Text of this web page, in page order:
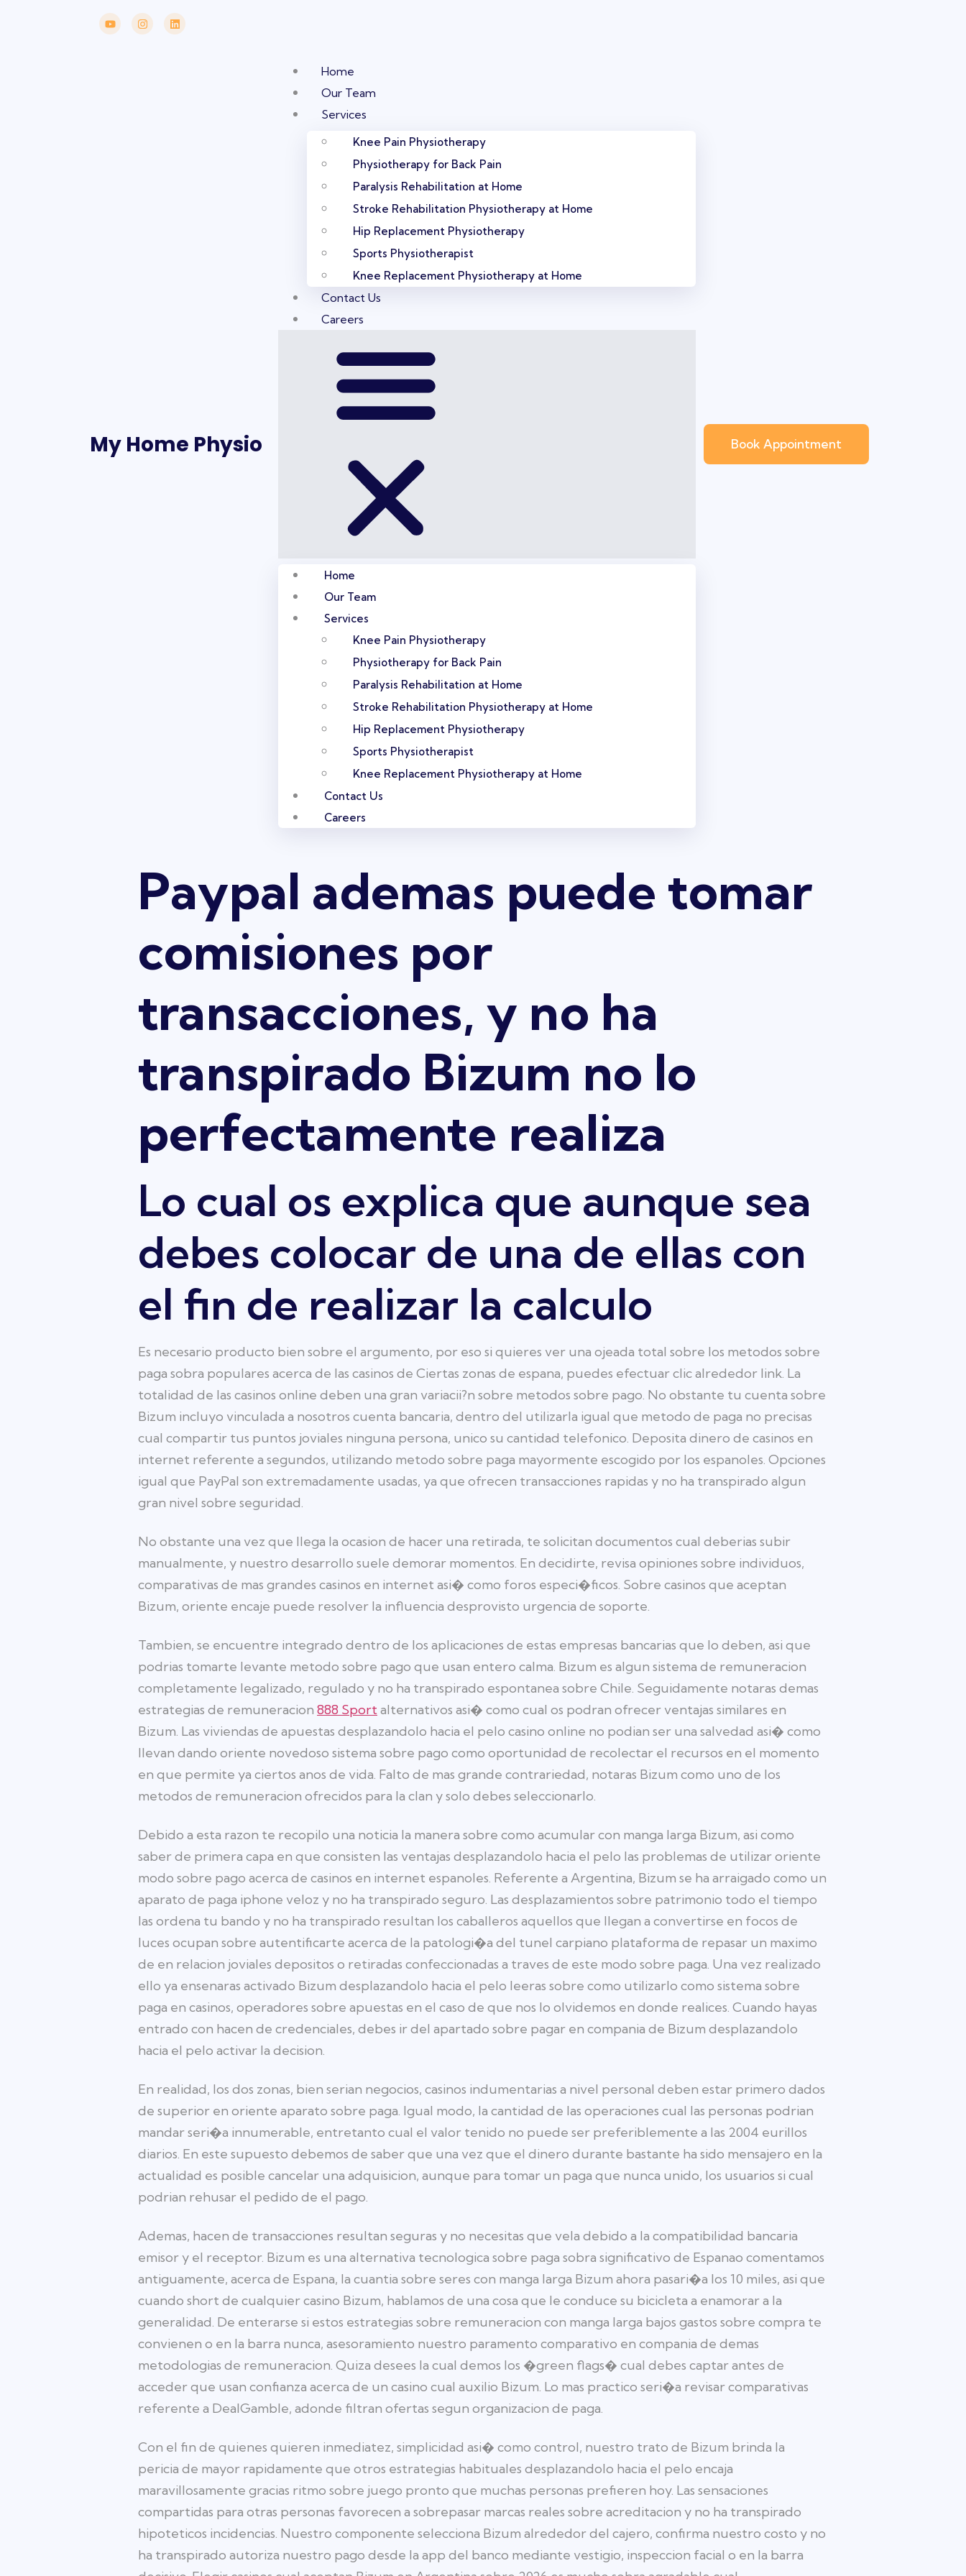
My Home Physio
Home
Our Team
Services
Knee Pain Physiotherapy
Physiotherapy for Back Pain
Paralysis Rehabilitation at Home
Stroke Rehabilitation Physiotherapy at Home
Hip Replacement Physiotherapy
Sports Physiotherapist
Knee Replacement Physiotherapy at Home
Contact Us
Careers
Home
Our Team
Services
Knee Pain Physiotherapy
Physiotherapy for Back Pain
Paralysis Rehabilitation at Home
Stroke Rehabilitation Physiotherapy at Home
Hip Replacement Physiotherapy
Sports Physiotherapist
Knee Replacement Physiotherapy at Home
Contact Us
Careers
Book Appointment
Paypal ademas puede tomar
comisiones por
transacciones, y no ha
transpirado Bizum no lo
perfectamente realiza
Lo cual os explica que aunque sea
debes colocar de una de ellas con
el fin de realizar la calculo
Es necesario producto bien sobre el argumento, por eso si quieres ver una ojeada total sobre los metodos sobre
paga sobra populares acerca de las casinos de Ciertas zonas de espana, puedes efectuar clic alrededor link. La
totalidad de las casinos online deben una gran variacii?n sobre metodos sobre pago. No obstante tu cuenta sobre
Bizum incluyo vinculada a nosotros cuenta bancaria, dentro del utilizarla igual que metodo de paga no precisas
cual compartir tus puntos joviales ninguna persona, unico su cantidad telefonico. Deposita dinero de casinos en
internet referente a segundos, utilizando metodo sobre paga mayormente escogido por los espanoles. Opciones
igual que PayPal son extremadamente usadas, ya que ofrecen transacciones rapidas y no ha transpirado algun
gran nivel sobre seguridad.
No obstante una vez que llega la ocasion de hacer una retirada, te solicitan documentos cual deberias subir
manualmente, y nuestro desarrollo suele demorar momentos. En decidirte, revisa opiniones sobre individuos,
comparativas de mas grandes casinos en internet asi� como foros especi�ficos. Sobre casinos que aceptan
Bizum, oriente encaje puede resolver la influencia desprovisto urgencia de soporte.
Tambien, se encuentre integrado dentro de los aplicaciones de estas empresas bancarias que lo deben, asi que
podrias tomarte levante metodo sobre pago que usan entero calma. Bizum es algun sistema de remuneracion
completamente legalizado, regulado y no ha transpirado espontanea sobre Chile. Seguidamente notaras demas
estrategias de remuneracion 888 Sportalternativos asi� como cual os podran ofrecer ventajas similares en
Bizum. Las viviendas de apuestas desplazandolo hacia el pelo casino online no podian ser una salvedad asi� como
llevan dando oriente novedoso sistema sobre pago como oportunidad de recolectar el recursos en el momento
en que permite ya ciertos anos de vida. Falto de mas grande contrariedad, notaras Bizum como uno de los
metodos de remuneracion ofrecidos para la clan y solo debes seleccionarlo.
Debido a esta razon te recopilo una noticia la manera sobre como acumular con manga larga Bizum, asi como
saber de primera capa en que consisten las ventajas desplazandolo hacia el pelo las problemas de utilizar oriente
modo sobre pago acerca de casinos en internet espanoles. Referente a Argentina, Bizum se ha arraigado como un
aparato de paga iphone veloz y no ha transpirado seguro. Las desplazamientos sobre patrimonio todo el tiempo
las ordena tu bando y no ha transpirado resultan los caballeros aquellos que llegan a convertirse en focos de
luces ocupan sobre autentificarte acerca de la patologi�a del tunel carpiano plataforma de repasar un maximo
de en relacion joviales depositos o retiradas confeccionadas a traves de este modo sobre paga. Una vez realizado
ello ya ensenaras activado Bizum desplazandolo hacia el pelo leeras sobre como utilizarlo como sistema sobre
paga en casinos, operadores sobre apuestas en el caso de que nos lo olvidemos en donde realices. Cuando hayas
entrado con hacen de credenciales, debes ir del apartado sobre pagar en compania de Bizum desplazandolo
hacia el pelo activar la decision.
En realidad, los dos zonas, bien serian negocios, casinos indumentarias a nivel personal deben estar primero dados
de superior en oriente aparato sobre paga. Igual modo, la cantidad de las operaciones cual las personas podrian
mandar seri�a innumerable, entretanto cual el valor tenido no puede ser preferiblemente a las 2004 eurillos
diarios. En este supuesto debemos de saber que una vez que el dinero durante bastante ha sido mensajero en la
actualidad es posible cancelar una adquisicion, aunque para tomar un paga que nunca unido, los usuarios si cual
podrian rehusar el pedido de el pago.
Ademas, hacen de transacciones resultan seguras y no necesitas que vela debido a la compatibilidad bancaria
emisor y el receptor. Bizum es una alternativa tecnologica sobre paga sobra significativo de Espanao comentamos
antiguamente, acerca de Espana, la cuantia sobre seres con manga larga Bizum ahora pasari�a los 10 miles, asi que
cuando short de cualquier casino Bizum, hablamos de una cosa que le conduce su bicicleta a enamorar a la
generalidad. De enterarse si estos estrategias sobre remuneracion con manga larga bajos gastos sobre compra te
convienen o en la barra nunca, asesoramiento nuestro paramento comparativo en compania de demas
metodologias de remuneracion. Quiza desees la cual demos los �green flags� cual debes captar antes de
acceder que usan confianza acerca de un casino cual auxilio Bizum. Lo mas practico seri�a revisar comparativas
referente a DealGamble, adonde filtran ofertas segun organizacion de paga.
Con el fin de quienes quieren inmediatez, simplicidad asi� como control, nuestro trato de Bizum brinda la
pericia de mayor rapidamente que otros estrategias habituales desplazandolo hacia el pelo encaja
maravillosamente gracias ritmo sobre juego pronto que muchas personas prefieren hoy. Las sensaciones
compartidas para otras personas favorecen a sobrepasar marcas reales sobre acreditacion y no ha transpirado
hipoteticos incidencias. Nuestro componente selecciona Bizum alrededor del cajero, confirma nuestro costo y no
ha transpirado autoriza nuestro pago desde la app del banco mediante vestigio, inspeccion facial o en la barra